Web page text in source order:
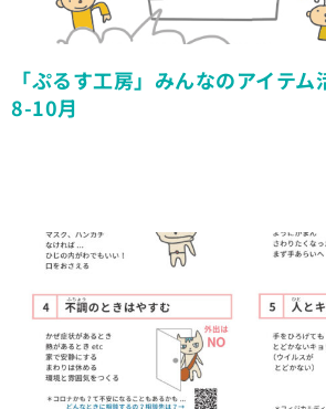
「ぷるす工房」みんなのアイテ
8-10月